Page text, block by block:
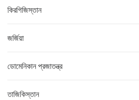
কিরগিজিস্তান
জর্জিয়া
ডোমেনিকান প্রজাতন্ত্র
তাজিকিস্তান